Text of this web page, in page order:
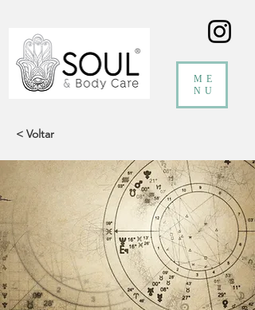
ME
NU
< Voltar